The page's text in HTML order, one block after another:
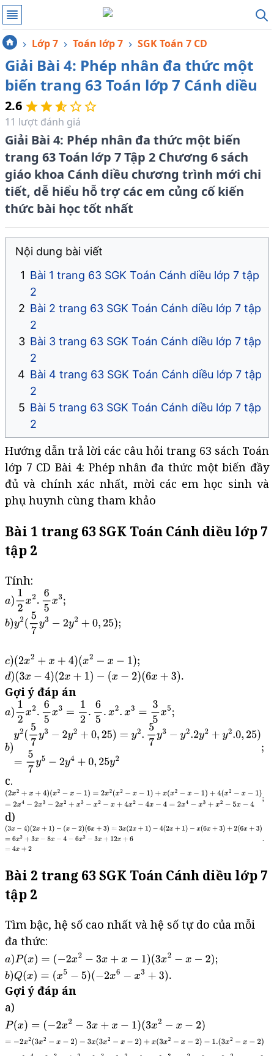
Lớp 7 Toán lớp 7 SGK Toán 7 CD
Giải Bài 4: Phép nhân đa thức một
biến trang 63 Toán lớp 7 Cánh diều
Giải Bài 4: Phép nhân đa thức một biến
trang 63 Toán lớp 7 Tập 2 Chương 6 sách
giáo khoa Cánh diều chương trình mới chi
tiết, dễ hiểu hỗ trợ các em củng cố kiến
thức bài học tốt nhất
2.6
11 lượt đánh giá
Nội dung bài viết
Bài 1 trang 63 SGK Toán Cánh diều lớp 7 tập
2
Bài 2 trang 63 SGK Toán Cánh diều lớp 7 tập
2
Bài 3 trang 63 SGK Toán Cánh diều lớp 7 tập
2
Bài 4 trang 63 SGK Toán Cánh diều lớp 7 tập
2
Bài 5 trang 63 SGK Toán Cánh diều lớp 7 tập
2
Hướng dẫn trả lời các câu hỏi trang 63 sách Toán
lớp 7 CD Bài 4: Phép nhân đa thức một biến đầy
đủ và chính xác nhất, mời các em học sinh và
phụ huynh cùng tham khảo
Bài 1 trang 63 SGK Toán Cánh diều lớp 7
tập 2
Tính:
Gợi ý đáp án
c.
d)
Bài 2 trang 63 SGK Toán Cánh diều lớp 7
tập 2
Tìm bậc, hệ số cao nhất và hệ số tự do của mỗi
đa thức:
Gợi ý đáp án
a)